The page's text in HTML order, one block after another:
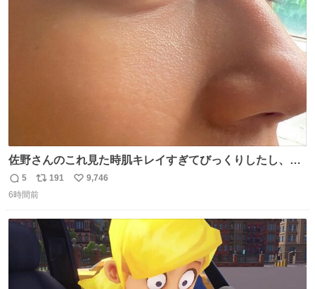
佐野さんのこれ見た時肌キレイすぎてびっくりしたし、や
はりアイドルって体型･肌管理すごすぎる
返
信
5
リ
ポ
ト
数
191
い
数
9,746
6時間前